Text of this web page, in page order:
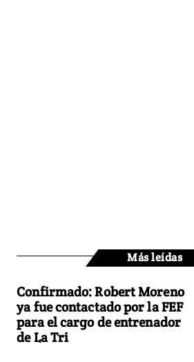
Más leídas
Confirmado: Robert Moreno
ya fue contactado por la FEF
para el cargo de entrenador
de La Tri